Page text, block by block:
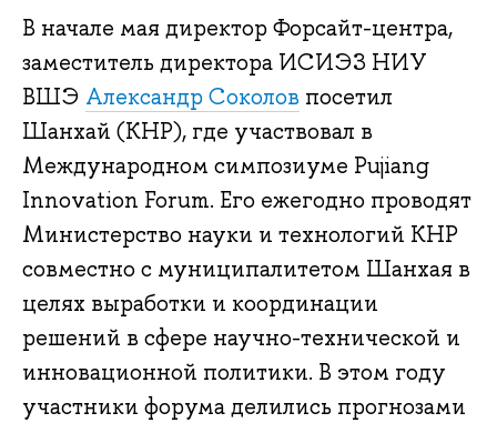
В начале мая директор Форсайт-центра,
заместитель директора ИСИЭЗ НИУ
ВШЭ Александр Соколов посетил
Шанхай (КНР), где участвовал в
Международном симпозиуме Pujiang
Innovation Forum. Его ежегодно проводят
Министерство науки и технологий КНР
совместно с муниципалитетом Шанхая в
целях выработки и координации
решений в сфере научно-технической и
инновационной политики. В этом году
участники форума делились прогнозами